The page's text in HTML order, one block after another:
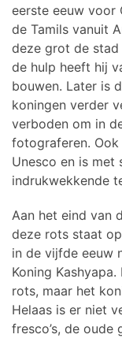
eerste eeuw voor
de Tamils vanuit
deze grot de
de hulp heeft hij
bouwen. Later is
koningen verder
verboden om in
fotograferen.
Unesco en is met
indrukwekkende
Aan het eind van
deze rots staat
in de vijfde eeuw
Koning
rots, maar het
Helaas is er niet
fresco’s, de